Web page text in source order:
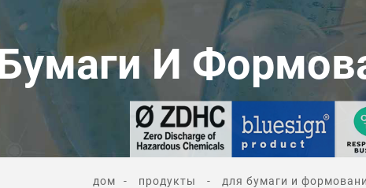
И
дом продукты для бумаги и